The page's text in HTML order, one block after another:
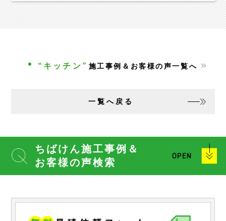
“キッチン” 施工事例＆お客様の声一覧へ
一覧へ戻る
ちばけん施工事例＆
お客様の声検索